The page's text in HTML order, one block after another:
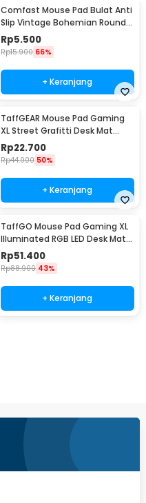
Comfast Mouse Pad Bulat Anti
Slip Vintage Bohemian Round
200x200x3mm Blue Moroccan
Floral
Rp5.500
Rp15.900 66%
+ Keranjang
TaffGEAR Mouse Pad Gaming
XL Street Grafitti Desk Mat
800x300x3mm - EI25
Rp22.700
Rp44.900 50%
+ Keranjang
TaffGO Mouse Pad Gaming XL
Illuminated RGB LED Desk Mat
800x300x4mm GMS-WT5
Rp51.400
Rp88.900 43%
+ Keranjang